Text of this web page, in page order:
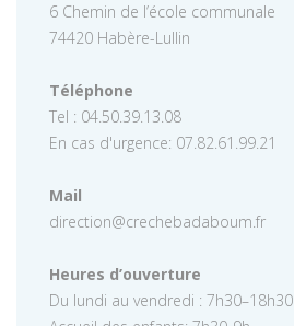
6 Chemin de l’école communale
74420 Habère-Lullin
Téléphone
Tel : 04.50.39.13.08
En cas d'urgence: 07.82.61.99.21
Mail
direction@crechebadaboum.fr
Heures d’ouverture
Du lundi au vendredi : 7h30–18h30